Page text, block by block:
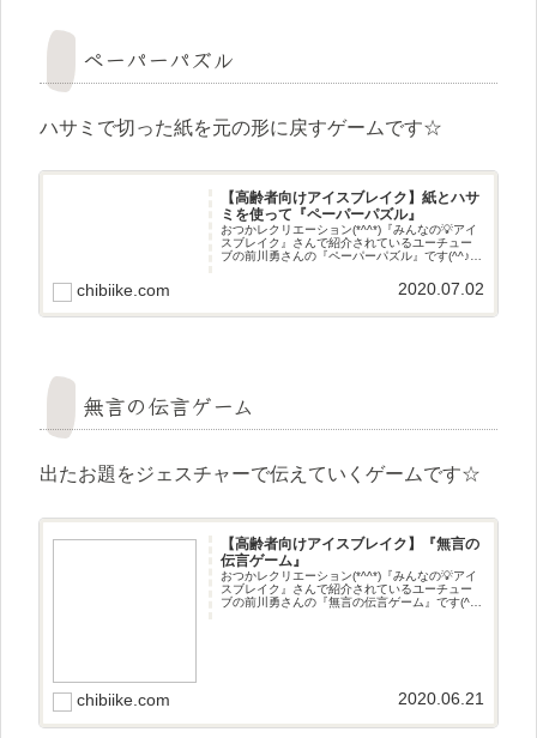
ペーパーパズル
ハサミで切った紙を元の形に戻すゲームです☆
【高齢者向けアイスブレイク】紙とハサ
ミを使って『ペーパーパズル』
おつかレクリエーション(*^^*)『みんなの💡アイ
スブレイク』さんで紹介されているユーチュー
ブの前川勇さんの『ペーパーパズル』です(^^♪遊
chibiike.com 2020.07.02
無言の伝言ゲーム
出たお題をジェスチャーで伝えていくゲームです☆
【高齢者向けアイスブレイク】『無言の
伝言ゲーム』
おつかレクリエーション(*^^*)『みんなの💡アイ
スブレイク』さんで紹介されているユーチュー
ブの前川勇さんの『無言の伝言ゲーム』です(^^♪
chibiike.com 2020.06.21